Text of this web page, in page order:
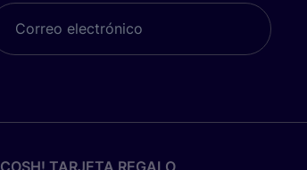
COSH! TARJETA REGALO